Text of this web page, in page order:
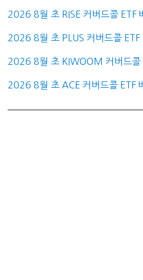
2026 8월 초 RISE 커버드콜 ETF
2026 8월 초 PLUS 커버드콜 ETF
2026 8월 초 KIWOOM 커버드콜
2026 8월 초 ACE 커버드콜 ETF